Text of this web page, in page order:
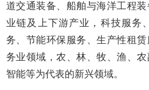
道交通装备、船舶与海洋工程
业链及上下游产业，科技服务
务、节能环保服务、生产性租
务业领域，农、林、牧、渔、
智能等为代表的新兴领域。